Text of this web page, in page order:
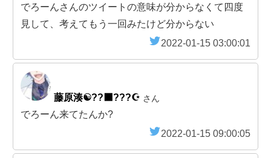
でろーんさんのツイートの意味が分からなくて四度
見して、考えてもう一回みたけど分からない
2022-01-15 03:00:01
藤原湊☯️??‍⬛???☪ さん
でろーん来てたんか?
2022-01-15 09:00:05